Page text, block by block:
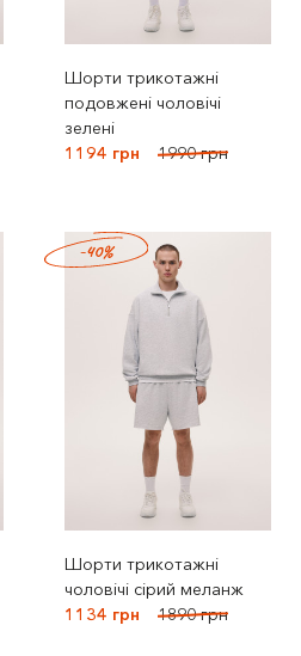
Шорти трикотажні
подовжені чоловічі
зелені
1194 грн
1990 грн
Шорти трикотажні
чоловічі сірий меланж
1134 грн
1890 грн
-40%